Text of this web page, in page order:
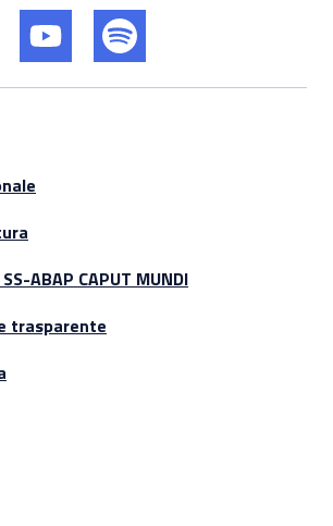
ABAP CAPUT MUNDI
trasparente